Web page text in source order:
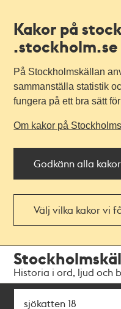
Kakor på
.stockholm.se
På Stockholmskällan
sammanställa statistik
fungera på ett bra sätt
Om kakor på
Godkänn alla kakor
Välj vilka kakor vi
navigationen
huvudinnehållet
Historia i ord, ljud och
Sök